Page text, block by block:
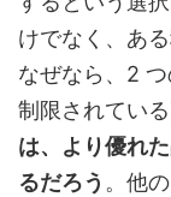
けでなく、あ
なぜなら、2
制限されてい
は、より優れ
るだろう 。他